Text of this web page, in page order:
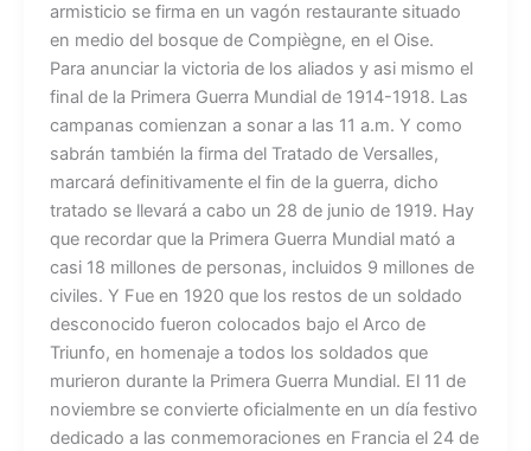
armisticio se firma en un vagón restaurante situado
en medio del bosque de Compiègne, en el Oise.
Para anunciar la victoria de los aliados y asi mismo el
final de la Primera Guerra Mundial de 1914-1918. Las
campanas comienzan a sonar a las 11 a.m. Y como
sabrán también la firma del Tratado de Versalles,
marcará definitivamente el fin de la guerra, dicho
tratado se llevará a cabo un 28 de junio de 1919. Hay
que recordar que la Primera Guerra Mundial mató a
casi 18 millones de personas, incluidos 9 millones de
civiles. Y Fue en 1920 que los restos de un soldado
desconocido fueron colocados bajo el Arco de
Triunfo, en homenaje a todos los soldados que
murieron durante la Primera Guerra Mundial. El 11 de
noviembre se convierte oficialmente en un día festivo
dedicado a las conmemoraciones en Francia el 24 de